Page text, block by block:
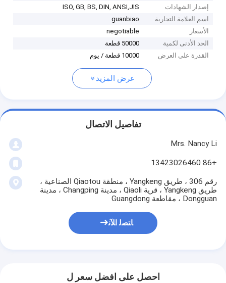
إصدار الشهادات
ISO, GB, BS, DIN, ANSI,JIS
اسم العلامة التجارية
guanbiao
الأسعار
negotiable
الحد الأدنى لكمية
50000 قطعة
القدرة على العرض
10000 قطعة / يوم
عرض المزيد
تفاصيل الاتصال
Mrs. Nancy Li
+86 13423026460
رقم 306 ، طريق Yangkeng ، منطقة Qiaotou الصناعية ،
طريق Yangkeng ، قرية Qiaoli ، مدينة Changping ، مدينة
Dongguan ، مقاطعة Guangdong
ﺎﺘﺼﻟ ﺍﻶﻧ
احصل على افضل سعر ل